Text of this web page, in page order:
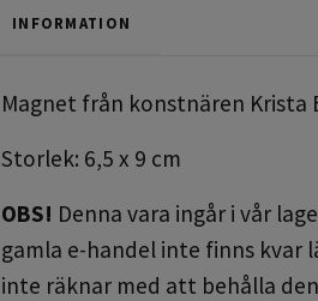
INFORMATION
Magnet från konstnären Krista
Storlek: 6,5 x 9 cm
OBS! Denna vara ingår i vår
gamla e-handel inte finns
inte räknar med att behålla